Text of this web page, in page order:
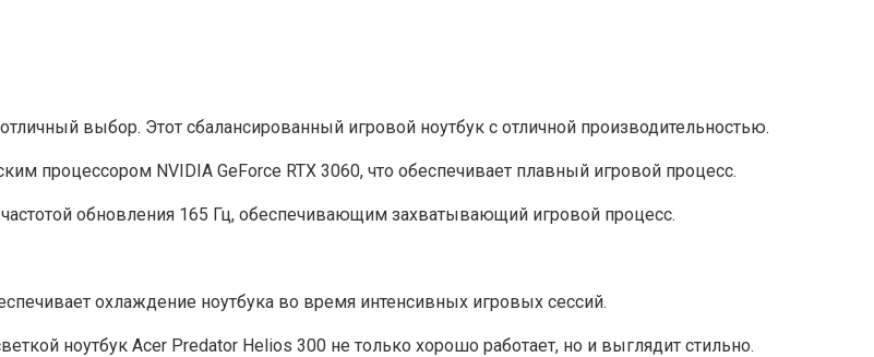
выбор. Этот сбалансированный игровой ноутбук с отличной производительностью.
процессором NVIDIA GeForce RTX 3060, что обеспечивает плавный игровой процесс.
обновления 165 Гц, обеспечивающим захватывающий игровой процесс.
охлаждение ноутбука во время интенсивных игровых сессий.
ноутбук Acer Predator Helios 300 не только хорошо работает, но и выглядит стильно.